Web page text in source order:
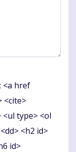
<a href
<cite>
<ul type> <ol
<h2 id>
id>